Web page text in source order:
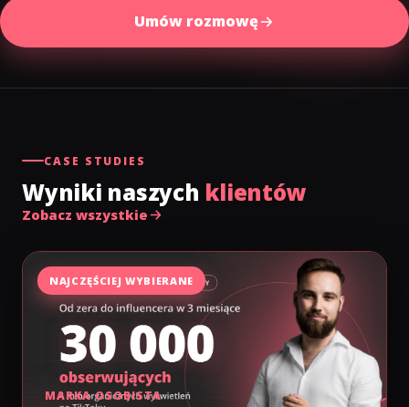
Umów rozmowę
CASE STUDIES
Wyniki naszych klientów
Zobacz wszystkie
NAJCZĘŚCIEJ WYBIERANE
MARKA OSOBISTA